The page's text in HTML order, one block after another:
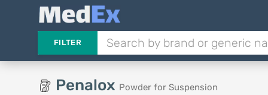
FILTER
Penalox Powder for Suspension